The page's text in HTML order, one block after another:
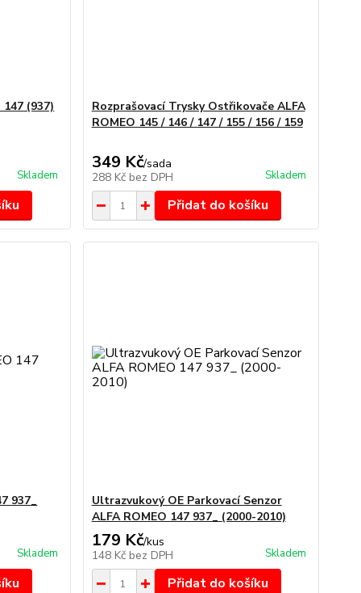
(937)
Skladem
Rozprašovací Trysky Ostřikovače ALFA
ROMEO 145 / 146 / 147 / 155 / 156 / 159
349 Kč/sada
288 Kč bez DPH Skladem
Přidat do košíku
937_
Skladem
Ultrazvukový OE Parkovací Senzor
ALFA ROMEO 147 937_ (2000-2010)
179 Kč/kus
148 Kč bez DPH Skladem
Přidat do košíku